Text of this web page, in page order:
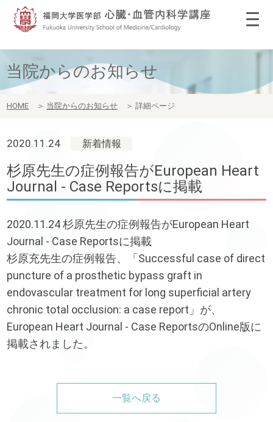
当院からのお知らせ
HOME ＞ 当院からのお知らせ ＞ 詳細ページ
2020.11.24 新着情報
杉原先生の症例報告がEuropean Heart
Journal - Case Reportsに掲載
2020.11.24 杉原先生の症例報告がEuropean Heart
Journal - Case Reportsに掲載
杉原充先生の症例報告、「Successful case of direct
puncture of a prosthetic bypass graft in
endovascular treatment for long superficial artery
chronic total occlusion: a case report」が、
European Heart Journal - Case ReportsのOnline版に
掲載されました。
一覧へ戻る